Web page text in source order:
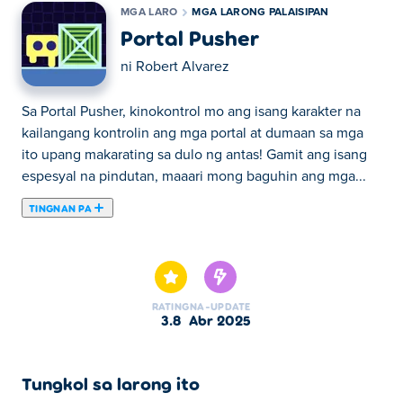
MGA LARO MGA LARONG PALAISIPAN
Portal Pusher
ni Robert Alvarez
Sa Portal Pusher, kinokontrol mo ang isang karakter na
kailangang kontrolin ang mga portal at dumaan sa mga
ito upang makarating sa dulo ng antas! Gamit ang isang
espesyal na pindutan, maaari mong baguhin ang mga...
TINGNAN PA
ito upang makarating sa dulo ng antas! Gamit ang isang
espesyal na pindutan, maaari mong baguhin ang mga
portal sa mga nagagalaw na bloke at pabalik. Maaari
mapaghamong puzzle na dapat kumpletuhin. Makakaya
RATING
3.8
NA-UPDATE
Abr 2025
Tungkol sa larong ito